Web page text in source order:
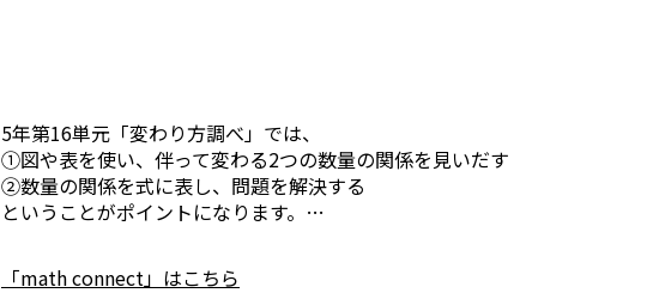
5年第16単元「変わり方調べ」では、
①図や表を使い、伴って変わる2つの数量の関係を見いだす
②数量の関係を式に表し、問題を解決する
ということがポイントになります。…
「math connect」はこちら